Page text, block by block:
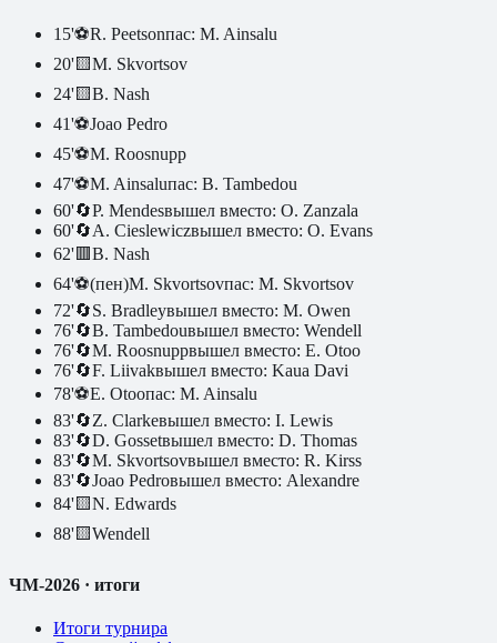
15'⚽R. Peetsonпас: M. Ainsalu
20'🟨M. Skvortsov
24'🟨B. Nash
41'⚽Joao Pedro
45'⚽M. Roosnupp
47'⚽M. Ainsaluпас: B. Tambedou
60'🔄P. Mendesвышел вместо: O. Zanzala
60'🔄A. Cieslewiczвышел вместо: O. Evans
62'🟥B. Nash
64'⚽(пен)M. Skvortsovпас: M. Skvortsov
72'🔄S. Bradleyвышел вместо: M. Owen
76'🔄B. Tambedouвышел вместо: Wendell
76'🔄M. Roosnuppвышел вместо: E. Otoo
76'🔄F. Liivakвышел вместо: Kaua Davi
78'⚽E. Otooпас: M. Ainsalu
83'🔄Z. Clarkeвышел вместо: I. Lewis
83'🔄D. Gossetвышел вместо: D. Thomas
83'🔄M. Skvortsovвышел вместо: R. Kirss
83'🔄Joao Pedroвышел вместо: Alexandre
84'🟨N. Edwards
88'🟨Wendell
ЧМ-2026 · итоги
Итоги турнира